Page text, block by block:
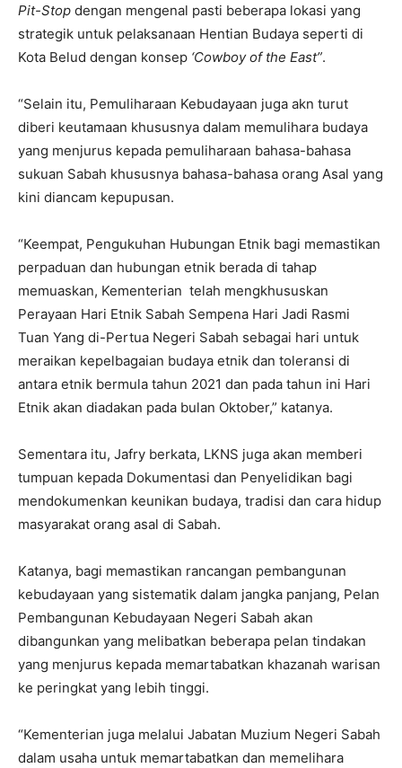
Pit-Stop dengan mengenal pasti beberapa lokasi yang
strategik untuk pelaksanaan Hentian Budaya seperti di
Kota Belud dengan konsep ‘Cowboy of the East”.
“Selain itu, Pemuliharaan Kebudayaan juga akn turut
diberi keutamaan khususnya dalam memulihara budaya
yang menjurus kepada pemuliharaan bahasa-bahasa
sukuan Sabah khususnya bahasa-bahasa orang Asal yang
kini diancam kepupusan.
“Keempat, Pengukuhan Hubungan Etnik bagi memastikan
perpaduan dan hubungan etnik berada di tahap
memuaskan, Kementerian telah mengkhususkan
Perayaan Hari Etnik Sabah Sempena Hari Jadi Rasmi
Tuan Yang di-Pertua Negeri Sabah sebagai hari untuk
meraikan kepelbagaian budaya etnik dan toleransi di
antara etnik bermula tahun 2021 dan pada tahun ini Hari
Etnik akan diadakan pada bulan Oktober,” katanya.
Sementara itu, Jafry berkata, LKNS juga akan memberi
tumpuan kepada Dokumentasi dan Penyelidikan bagi
mendokumenkan keunikan budaya, tradisi dan cara hidup
masyarakat orang asal di Sabah.
Katanya, bagi memastikan rancangan pembangunan
kebudayaan yang sistematik dalam jangka panjang, Pelan
Pembangunan Kebudayaan Negeri Sabah akan
dibangunkan yang melibatkan beberapa pelan tindakan
yang menjurus kepada memartabatkan khazanah warisan
ke peringkat yang lebih tinggi.
“Kementerian juga melalui Jabatan Muzium Negeri Sabah
dalam usaha untuk memartabatkan dan memelihara